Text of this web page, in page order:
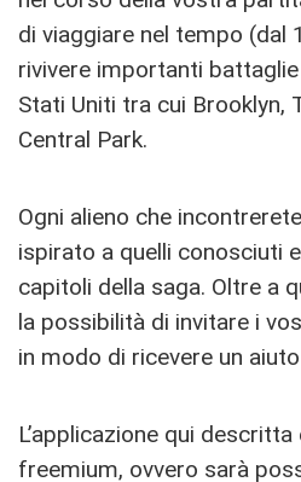
di viaggiare nel tempo (dal
rivivere importanti
Stati Uniti tra cui Brooklyn,
Central Park.
Ogni alieno che
ispirato a quelli conosciuti
capitoli della saga. Oltre a
la possibilità di invitare i
in modo di ricevere un
L’applicazione qui
freemium, ovvero sarà